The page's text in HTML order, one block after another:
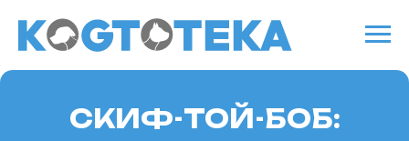
миниатюрный друг
с большим сердцем